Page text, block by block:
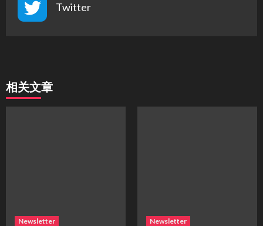
Twitter
相关文章
Newsletter Newsletter